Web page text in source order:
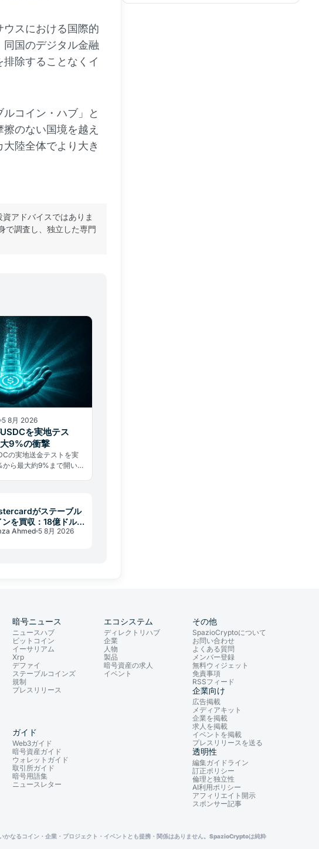
スにおける国際的
国のデジタル金融
除することなくイ
コイン・ハブ」と
のない国境を越え
陸全体でより大き
アドバイスではありま
で調査し、独立した専門
5 8月 2026
を実地テス
9%の衝撃
の実地送金テストを実
ら最大約9%まで開い
がステーブル
ンを買収：18億ドルの
取得が決済を変える
Ahmed 5 8月 2026
暗号ニュース
ニュースハブ
ビットコイン
イーサリアム
Xrp
デファイ
ステーブルコインズ
規制
プレスリリース
エコシステム
ディレクトリハブ
企業
人物
製品
暗号資産の求人
イベント
ガイド
Web3ガイド
暗号資産ガイド
ウォレットガイド
取引所ガイド
暗号用語集
ニュースレター
その他
SpazioCryptoについて
お問い合わせ
よくある質問
メンバー登録
無料ウィジェット
免責事項
RSSフィード
企業向け
広告掲載
メディアキット
企業を掲載
求人を掲載
イベントを掲載
プレスリリースを送る
透明性
編集ガイドライン
訂正ポリシー
倫理と独立性
AI利用ポリシー
アフィリエイト開示
スポンサー記事
なるコイン・企業・プロジェクト・イベントとも提携・関係はありません。SpazioCryptoは純粋